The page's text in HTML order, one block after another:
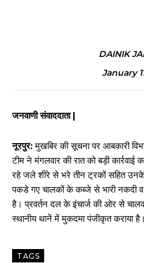
DAINIK
January
जनवाणी संवाददाता |
नूरपुर:मुखबिर की सूचना पर आबकारी
टीम ने मंगलवार की रात को बड़ी
रहे जले शीरे से भरे तीन ट्रकों सहित उनके
पकडे गए चालकों के कब्जे से भारी नकदी व
है। प्रवर्तन दल के इंचार्ज की ओर से
स्थानीय थानें में मुकदमा पंजीकृत कराया है।
TAGS